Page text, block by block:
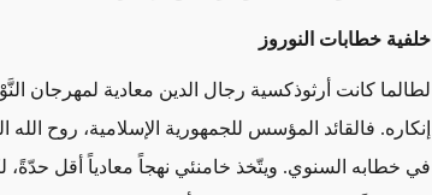
خلفية خطابات النوروز
لطالما كانت أرثوذكسية رجال الدين معادية لمهرجان
إنكاره. فالقائد المؤسس للجمهورية الإسلامية، روح الله
في خطابه السنوي. ويتّخذ خامنئي نهجاً معادياً أقل